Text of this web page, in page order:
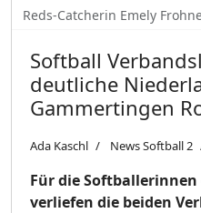
Reds-Catcherin Emely
Softball
deutliche
Gammertingen
Ada Kaschl News Softball 2
Für die
verliefen die beiden